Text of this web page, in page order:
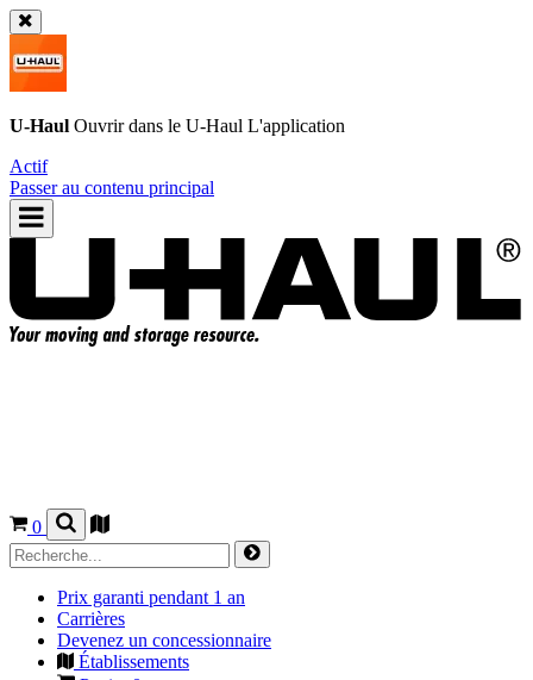
U-Haul Ouvrir dans le U-Haul L'application
Actif
Passer au contenu principal
0
Prix garanti pendant 1 an
Carrières
Devenez un concessionnaire
Établissements